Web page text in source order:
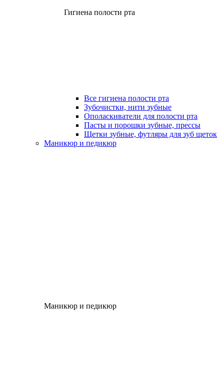
Гигиена полости рта
Все гигиена полости рта
Зубочистки, нити зубные
Ополаскиватели для полости рта
Пасты и порошки зубные, прессы
Щетки зубные, футляры для зуб щеток
Маникюр и педикюр
Маникюр и педикюр